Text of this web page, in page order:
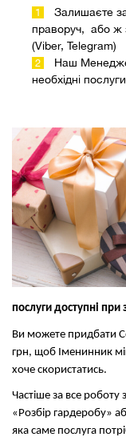
Залишаєте
праворуч, або ж
(Viber, Telegram)
Наш
необхідні
послуги доступні при
Ви можете придбати
грн, щоб Іменинник
хоче скористатись.
Частіше за все роботу
«Розбір гардеробу»
яка саме послуга